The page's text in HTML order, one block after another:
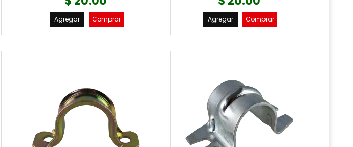
Agregar Comprar Agregar Comprar